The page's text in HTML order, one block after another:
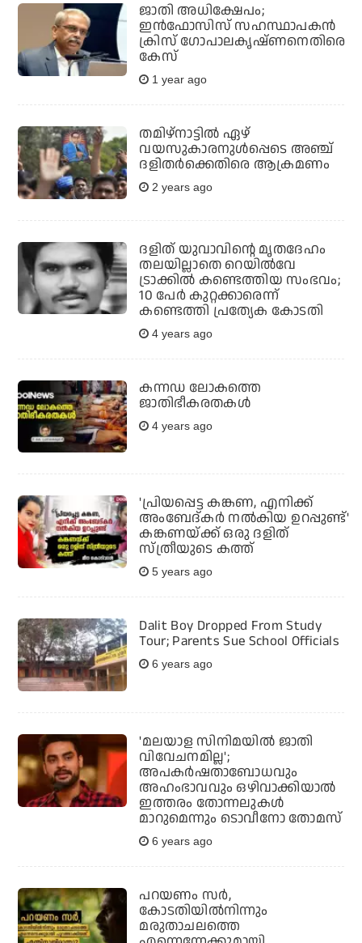
ജാതി അധിക്ഷേപം;
ഇന്‍ഫോസിസ് സഹസ്ഥാപകന്‍
ക്രിസ് ഗോപാലകൃഷ്ണനെതിരെ
കേസ്
1 year ago
തമിഴ്‌നാട്ടിൽ ഏഴ്
വയസുകാരനുൾപ്പെടെ അഞ്ച്
ദളിതർക്കെതിരെ ആക്രമണം
2 years ago
ദളിത് യുവാവിന്റെ മൃതദേഹം
തലയില്ലാതെ റെയില്‍വേ
ട്രാക്കില്‍ കണ്ടെത്തിയ സംഭവം;
10 പേര്‍ കുറ്റക്കാരെന്ന്
കണ്ടെത്തി പ്രത്യേക കോടതി
4 years ago
കന്നഡ ലോകത്തെ
ജാതിഭീകരതകള്‍
4 years ago
'പ്രിയപ്പെട്ട കങ്കണ, എനിക്ക്
അംബേദ്കര്‍ നല്‍കിയ ഉറപ്പുണ്ട്'
കങ്കണയ്ക്ക് ഒരു ദളിത്
സ്ത്രീയുടെ കത്ത്
5 years ago
Dalit Boy Dropped From Study
Tour; Parents Sue School Officials
6 years ago
'മലയാള സിനിമയില്‍ ജാതി
വിവേചനമില്ല';
അപകര്‍ഷതാബോധവും
അഹംഭാവവും ഒഴിവാക്കിയാല്‍
ഇത്തരം തോന്നലുകള്‍
മാറുമെന്നും ടൊവീനോ തോമസ്
6 years ago
പറയണം സര്‍,
കോടതിയില്‍നിന്നും
മരുതാചലത്തെ